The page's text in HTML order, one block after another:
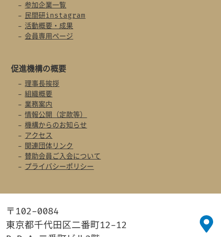
参加企業一覧
民間研instagram
活動概要・成果
会員専用ページ
促進機構の概要
理事長挨拶
組織概要
業務案内
情報公開（定款等）
機構からのお知らせ
アクセス
関連団体リンク
賛助会員ご入会について
プライバシーポリシー
〒102-0084
東京都千代田区二番町12-12